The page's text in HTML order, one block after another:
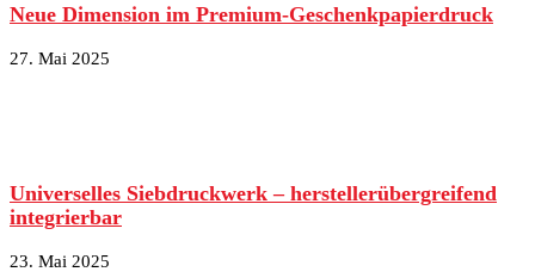
Neue Dimension im Premium-Geschenkpapierdruck
27. Mai 2025
Universelles Siebdruckwerk – herstellerübergreifend
integrierbar
23. Mai 2025